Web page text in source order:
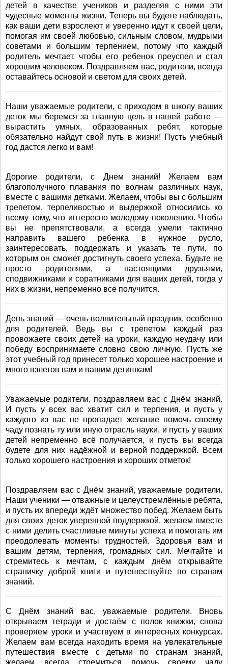
детей в качестве учеников и разделяя с ними эти
чудесные моменты жизни. Теперь вы будете наблюдать,
как ваши дети взрослеют и уверенно идут к своей цели,
помогая им своей любовью, сильным словом, мудрыми
советами и большим терпением, потому что каждый
родитель мечтает, чтобы его ребенок преуспел и стал
хорошим человеком. Поздравляем вас, родители, всегда
оставайтесь основой и светом для своих детей.
Наши уважаемые родители, с приходом в школу ваших
деток мы беремся за главную цель в нашей работе —
вырастить умных, образованных ребят, которые
обязательно найдут свой путь в жизни! Пусть учебный
год дастся легко и вам!
Дорогие родители, с Днем знаний! Желаем вам
благополучного плавания по волнам различных наук,
вместе с вашими детками. Желаем, чтобы вы с большим
трепетом, терпеливостью и выдержкой относились ко
всему тому, что интересно молодому поколению. Чтобы
вы не препятствовали, а всегда умели тактично
направить вашего ребенка в нужное русло,
заинтересовать, поддержать и указать те пути, по
которым он сможет достигнуть своего успеха. Будьте не
просто родителями, а настоящими друзьями,
сподвижниками и соратниками для ваших детей, тогда у
них в жизни, непременно все получится.
День знаний — очень волнительный праздник, особенно
для родителей. Ведь вы с трепетом каждый раз
провожаете своих детей на уроки, каждую неудачу или
победу воспринимаете словно свою личную. Пусть же
этот учебный год принесет только хорошее настроение и
много взлетов вам и вашим детишкам!
Уважаемые родители, поздравляем вас с Днём знаний.
И пусть у всех вас хватит сил и терпения, и пусть у
каждого из вас не пропадает желание помочь своему
чаду познать ту или иную отрасль науки, и пусть у ваших
детей непременно всё получается, и пусть вы всегда
будете для них надёжной и верной поддержкой. Всем
только хорошего настроения и хороших отметок!
Поздравляем вас с Днём знаний, уважаемые родители.
Наши ученики — отважные и целеустремлённые ребята,
и пусть их впереди ждёт множество побед. Желаем быть
для своих деток уверенной поддержкой, желаем вместе
с ними делить счастливые минуты успеха и помогать им
преодолевать моменты трудностей. Здоровья вам и
вашим детям, терпения, громадных сил. Мечтайте и
стремитесь к мечтам, с каждым днём открывайте
страничку доброй книги и путешествуйте по странам
знаний.
С Днём знаний вас, уважаемые родители. Вновь
открываем тетради и достаём с полок книжки, снова
проверяем уроки и участвуем в интересных конкурсах.
Желаем вам всегда находить время на увлекательные
путешествия вместе с детьми по странам знаний,
желаем всегда стремиться помочь своему чаду